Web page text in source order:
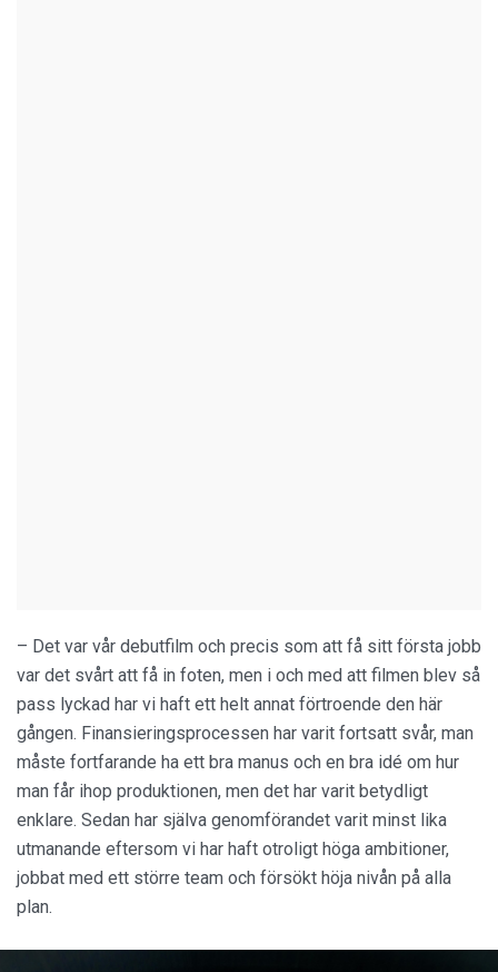
– Det var vår debutfilm och precis som att få sitt första jobb
var det svårt att få in foten, men i och med att filmen blev så
pass lyckad har vi haft ett helt annat förtroende den här
gången. Finansieringsprocessen har varit fortsatt svår, man
måste fortfarande ha ett bra manus och en bra idé om hur
man får ihop produktionen, men det har varit betydligt
enklare. Sedan har själva genomförandet varit minst lika
utmanande eftersom vi har haft otroligt höga ambitioner,
jobbat med ett större team och försökt höja nivån på alla
plan.